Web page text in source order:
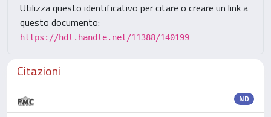
Utilizza questo identificativo per citare o creare un link a
questo documento:
https://hdl.handle.net/11388/140199
Citazioni
ND